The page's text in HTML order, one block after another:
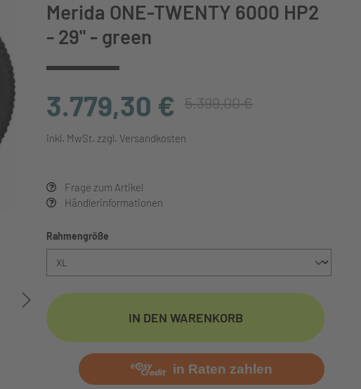
Bremse
Shimano SLX M7120
Merida ONE-TWENTY 6000 HP2
- 29" - green
3.779,30 € 5.399,00 €
inkl. MwSt. zzgl. Versandkosten
Frage zum Artikel
Händlerinformationen
Rahmengröße
IN DEN WARENKORB